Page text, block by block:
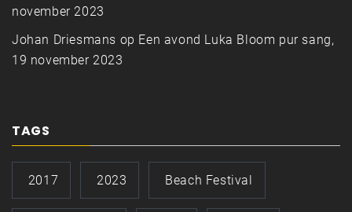
november 2023
Johan Driesmans op Een avond Luka Bloom pur sang,
19 november 2023
TAGS
2017 2023 Beach Festival